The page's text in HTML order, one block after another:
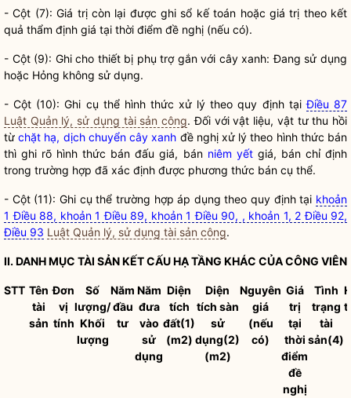
- Cột (7): Giá trị còn lại được ghi sổ kế toán hoặc giá trị theo kết
quả thẩm định giá tại thời điểm đề nghị (nếu có).
- Cột (9): Ghi cho thiết bị phụ trợ gắn với cây xanh: Đang sử dụng
hoặc Hỏng không sử dụng.
- Cột (10): Ghi cụ thể hình thức xử lý theo quy định tạiĐiều 87
Luật Quản lý, sử dụng tài sản công. Đối với vật liệu, vật tư thu hồi
từchặt hạ, dịch chuyển cây xanh đề nghị xử lý theo hình thức bán
thì ghi rõ hình thức bán đấu giá, bán niêm yếtgiá, bán chỉ định
trong trường hợp đã xác định được phương thức bán cụ thể.
- Cột (11): Ghi cụ thể trường hợp áp dụng theo quy định tại khoản
1 Điều 88, khoản 1 Điều 89, khoản 1 Điều 90, , khoản 1, 2 Điều 92,
Điều 93 Luật Quản lý, sử dụng tài sản công.
II. DANH MỤC TÀI SẢN KẾT CẤU HẠ TẦNG KHÁC CỦACÔNG VIÊN
STT Tên
tài
sản
Đơn
vị
tính
Số
lượng/
Khối
lượng
Năm
đầu
tư
Năm
đưa
vào
sử
dụng
Diện
tích
đất(1)
(m2)
Diện
tích sàn
sử
dụng(2)
(m2)
Nguyên
giá
(nếu
có)
Giá
trị
tại
thời
điểm
đề
nghị
Tình
trạng
tài
sản(4)